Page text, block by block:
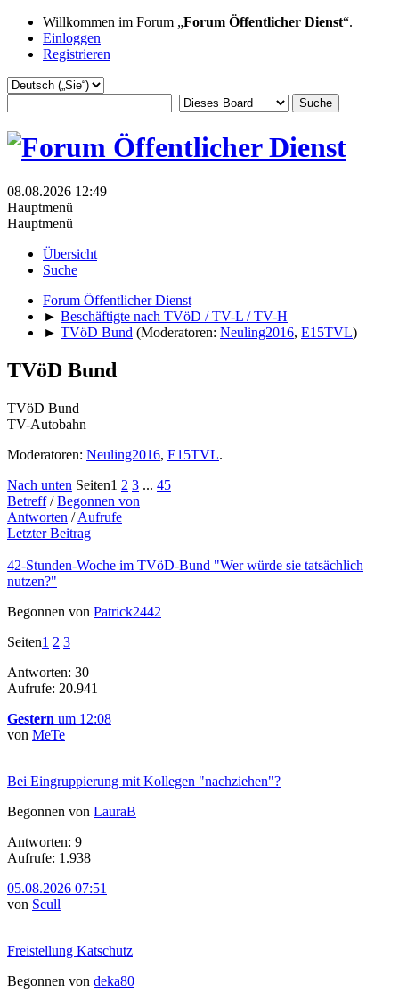
Willkommen im Forum „Forum Öffentlicher Dienst“.
Einloggen
Registrieren
08.08.2026 12:49
Hauptmenü
Hauptmenü
Übersicht
Suche
Forum Öffentlicher Dienst
► Beschäftigte nach TVöD / TV-L / TV-H
► TVöD Bund (Moderatoren: Neuling2016, E15TVL)
TVöD Bund
TVöD Bund
TV-Autobahn
Moderatoren: Neuling2016, E15TVL.
Nach unten Seiten1 2 3 ... 45
Betreff/Begonnen von
Antworten /Aufrufe
Letzter Beitrag
42-Stunden-Woche im TVöD-Bund "Wer würde sie tatsächlich
nutzen?"
Begonnen von Patrick2442
Seiten1 2 3
Antworten: 30
Aufrufe: 20.941
Gestern um 12:08
von MeTe
Bei Eingruppierung mit Kollegen "nachziehen"?
Begonnen von LauraB
Antworten: 9
Aufrufe: 1.938
05.08.2026 07:51
von Scull
Freistellung Katschutz
Begonnen von deka80